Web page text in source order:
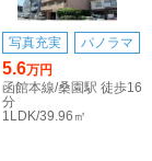
写真充実 パノラマ
5.6万円
函館本線/桑園駅 徒歩16
分
1LDK/39.96㎡